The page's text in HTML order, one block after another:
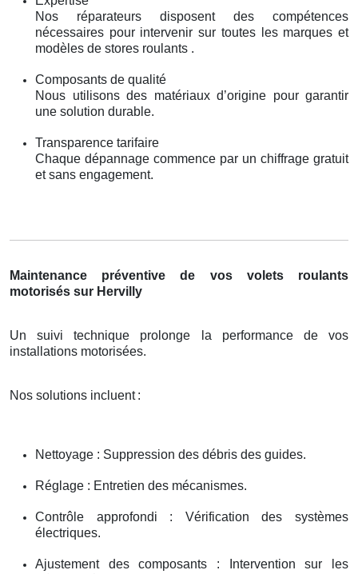
Nos réparateurs disposent des compétences
nécessaires pour intervenir sur toutes les marques et
modèles de stores roulants .
Composants de qualité
Nous utilisons des matériaux d’origine pour garantir
une solution durable.
Transparence tarifaire
Chaque dépannage commence par un chiffrage gratuit
et sans engagement.
Maintenance préventive de vos volets roulants
motorisés sur Hervilly
Un suivi technique prolonge la performance de vos
installations motorisées.
Nos solutions incluent :
Nettoyage : Suppression des débris des guides.
Réglage : Entretien des mécanismes.
Contrôle approfondi : Vérification des systèmes
électriques.
Ajustement des composants : Intervention sur les